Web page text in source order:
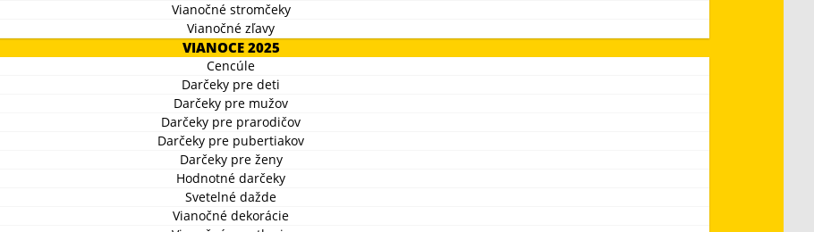
Vianočné stromčeky
Vianočné zľavy
VIANOCE 2025
Cencúle
Darčeky pre deti
Darčeky pre mužov
Darčeky pre prarodičov
Darčeky pre pubertiakov
Darčeky pre ženy
Hodnotné darčeky
Svetelné dažde
Vianočné dekorácie